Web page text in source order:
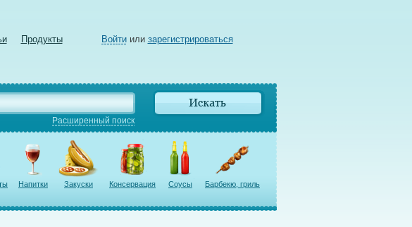
Продукты Войтиили зарегистрироваться
Расширенный поиск
Напитки Закуски Консервация Соусы Барбекю, гриль